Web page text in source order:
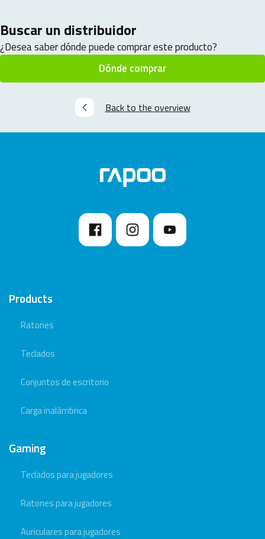
Buscar un distribuidor
¿Desea saber dónde puede comprar este producto?
Dónde comprar
Back to the overview
Products
Ratones
Teclados
Conjuntos de escritorio
Carga inalámbrica
Gaming
Teclados para jugadores
Ratones para jugadores
Auriculares para jugadores